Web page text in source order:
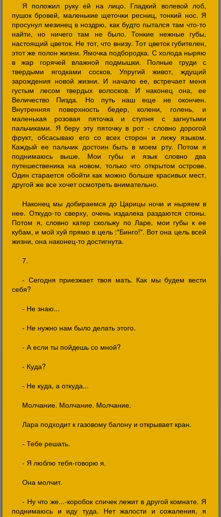
Я положил руку ей на лицо. Гладкий волевой лоб,
пушок бровей, маленькие щеточки ресниц, тонкий нос. Я
просунул мезинец в ноздрю, как будто пытался там что-то
найти, но ничего там не было. Тонкие нежные губы,
настоящий цветок. Не тот, что внизу. Тот цветок губителен,
этот же полон жизни. Ямочка подбородка. С холода ныряю
в жар горячей влажной подмышки. Полные груди с
твердыми ягодками сосков. Упругий живот, ждущий
зарождения новой жизни. И начало ее, встречает меня
густым лесом твердых волосков. И наконец она, ее
Величество Пизда. Но путь наш еще не окончен.
Внутренняя поверхность бедер, колени, голень, и
маленькая розовая пяточка и ступня с загнутыми
пальчиками. Я беру эту пяточку в рот - словно дорогой
фрукт, обсасываю его со всех сторон и лижу языком.
Каждый ее пальчик достоин быть в моем рту. Потом я
поднимаюсь выше. Мои губы и язык словно два
путешественика на новом, только что открытом острове.
Один старается обойти как можно больше красивых мест,
другой же все хочет осмотреть внимательно.
Наконец мы добираемся до Царицы ночи и ныряем в
нее. Откудо-то сверху, очень издалека раздаются стоны.
Потом я, словно катер скольжу по Ларе, мои губы к ее
кубам, и мой хуй прямо в цель :"Бинго!". Вот она цель всей
жизни, она наконец-то достигнута.
7.
- Сегодня приезжает твоя мать. Как мы будем вести
себя?
- Не знаю...
- Не нужно нам было делать этого.
- А если ты пойдешь со мной?
- Куда?
- Не куда, а откуда...
Молчание. Молчание. Молчание.
Лара подходит к газовому балону и открывает кран.
- Тебе решать.
- Я люблю тебя-говорю я.
Она молчит.
- Ну что же...-коробок спичек лежит в другой комнате. Я
поднимаюсь и иду туда. Нет жалости и сожаления, я